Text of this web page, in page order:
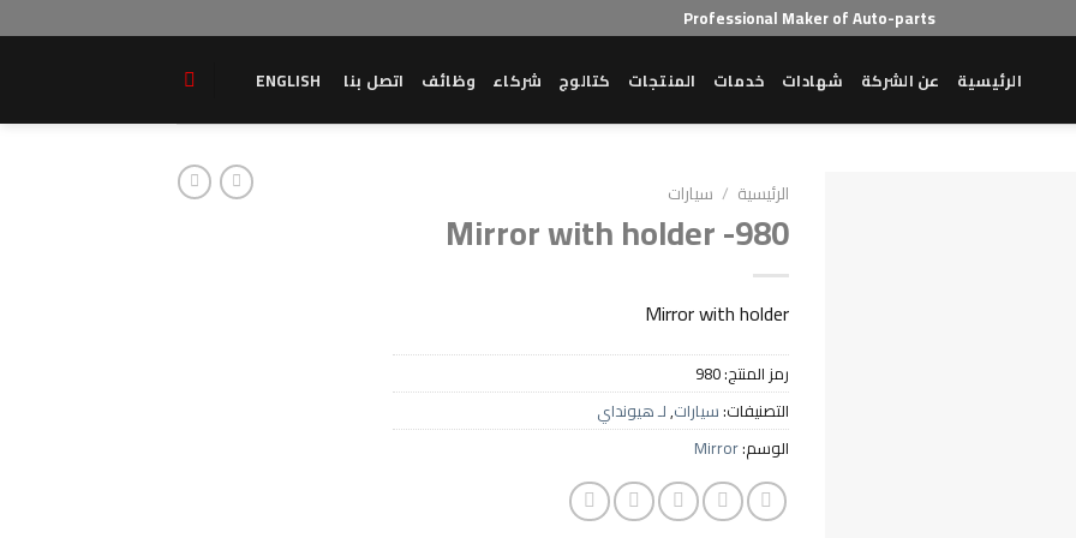
Professional Maker of Auto-parts
الرئيسية عن الشركة شهادات خدمات المنتجات كتالوج شركاء وظائف اتصل بنا ENGLISH
الرئيسية / سيارات
Mirror with holder -980
Mirror with holder
رمز المنتج:980
التصنيفات:سيارات,لـ هيونداي
الوسم:Mirror